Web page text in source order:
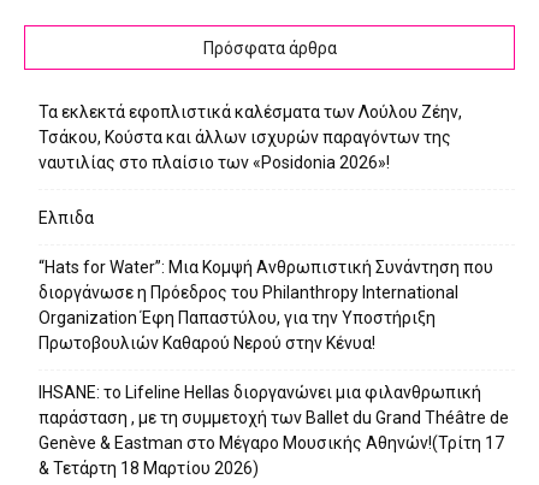
Πρόσφατα άρθρα
Τα εκλεκτά εφοπλιστικά καλέσματα των Λούλου Ζέην,
Τσάκου, Κούστα και άλλων ισχυρών παραγόντων της
ναυτιλίας στο πλαίσιο των «Posidonia 2026»!
Ελπιδα
“Hats for Water”: Μια Κομψή Ανθρωπιστική Συνάντηση που
διοργάνωσε η Πρόεδρος του Philanthropy International
Organization Έφη Παπαστύλου, για την Υποστήριξη
Πρωτοβουλιών Καθαρού Νερού στην Κένυα!
IHSANE: το Lifeline Hellas διοργανώνει μια φιλανθρωπική
παράσταση , με τη συμμετοχή των Ballet du Grand Théâtre de
Genève & Eastman στο Μέγαρο Μουσικής Αθηνών!(Τρίτη 17
& Τετάρτη 18 Μαρτίου 2026)